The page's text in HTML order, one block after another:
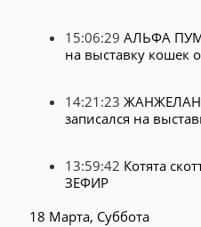
15:06:29 АЛЬФА
на выставку кошек
14:21:23
записался на
13:59:42 Котята
ЗЕФИР
18 Марта, Суббота